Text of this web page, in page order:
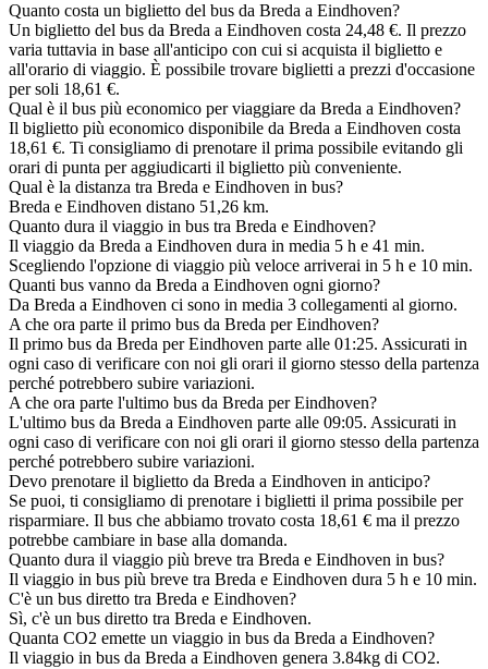
Quanto costa un biglietto del bus da Breda a Eindhoven?
Un biglietto del bus da Breda a Eindhoven costa 24,48 €. Il prezzo
varia tuttavia in base all'anticipo con cui si acquista il biglietto e
all'orario di viaggio. È possibile trovare biglietti a prezzi d'occasione
per soli 18,61 €.
Qual è il bus più economico per viaggiare da Breda a Eindhoven?
Il biglietto più economico disponibile da Breda a Eindhoven costa
18,61 €. Ti consigliamo di prenotare il prima possibile evitando gli
orari di punta per aggiudicarti il biglietto più conveniente.
Qual è la distanza tra Breda e Eindhoven in bus?
Breda e Eindhoven distano 51,26 km.
Quanto dura il viaggio in bus tra Breda e Eindhoven?
Il viaggio da Breda a Eindhoven dura in media 5 h e 41 min.
Scegliendo l'opzione di viaggio più veloce arriverai in 5 h e 10 min.
Quanti bus vanno da Breda a Eindhoven ogni giorno?
Da Breda a Eindhoven ci sono in media 3 collegamenti al giorno.
A che ora parte il primo bus da Breda per Eindhoven?
Il primo bus da Breda per Eindhoven parte alle 01:25. Assicurati in
ogni caso di verificare con noi gli orari il giorno stesso della partenza
perché potrebbero subire variazioni.
A che ora parte l'ultimo bus da Breda per Eindhoven?
L'ultimo bus da Breda a Eindhoven parte alle 09:05. Assicurati in
ogni caso di verificare con noi gli orari il giorno stesso della partenza
perché potrebbero subire variazioni.
Devo prenotare il biglietto da Breda a Eindhoven in anticipo?
Se puoi, ti consigliamo di prenotare i biglietti il prima possibile per
risparmiare. Il bus che abbiamo trovato costa 18,61 € ma il prezzo
potrebbe cambiare in base alla domanda.
Quanto dura il viaggio più breve tra Breda e Eindhoven in bus?
Il viaggio in bus più breve tra Breda e Eindhoven dura 5 h e 10 min.
C'è un bus diretto tra Breda e Eindhoven?
Sì, c'è un bus diretto tra Breda e Eindhoven.
Quanta CO2 emette un viaggio in bus da Breda a Eindhoven?
Il viaggio in bus da Breda a Eindhoven genera 3.84kg di CO2.